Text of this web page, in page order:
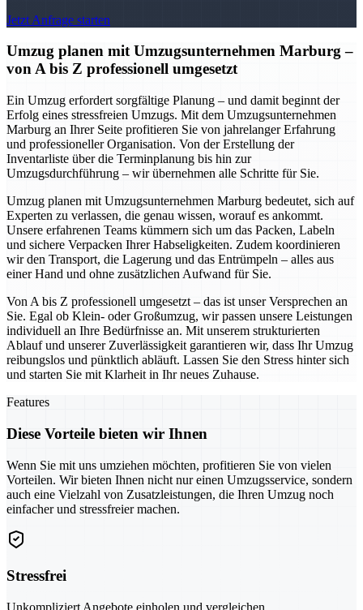
Jetzt Anfrage starten
Umzug planen mit Umzugsunternehmen Marburg –
von A bis Z professionell umgesetzt
Ein Umzug erfordert sorgfältige Planung – und damit beginnt der
Erfolg eines stressfreien Umzugs. Mit dem Umzugsunternehmen
Marburg an Ihrer Seite profitieren Sie von jahrelanger Erfahrung
und professioneller Organisation. Von der Erstellung der
Inventarliste über die Terminplanung bis hin zur
Umzugsdurchführung – wir übernehmen alle Schritte für Sie.
Umzug planen mit Umzugsunternehmen Marburg bedeutet, sich auf
Experten zu verlassen, die genau wissen, worauf es ankommt.
Unsere erfahrenen Teams kümmern sich um das Packen, Labeln
und sichere Verpacken Ihrer Habseligkeiten. Zudem koordinieren
wir den Transport, die Lagerung und das Entrümpeln – alles aus
einer Hand und ohne zusätzlichen Aufwand für Sie.
Von A bis Z professionell umgesetzt – das ist unser Versprechen an
Sie. Egal ob Klein- oder Großumzug, wir passen unsere Leistungen
individuell an Ihre Bedürfnisse an. Mit unserem strukturierten
Ablauf und unserer Zuverlässigkeit garantieren wir, dass Ihr Umzug
reibungslos und pünktlich abläuft. Lassen Sie den Stress hinter sich
und starten Sie mit Klarheit in Ihr neues Zuhause.
Features
Diese Vorteile bieten wir Ihnen
Wenn Sie mit uns umziehen möchten, profitieren Sie von vielen
Vorteilen. Wir bieten Ihnen nicht nur einen Umzugsservice, sondern
auch eine Vielzahl von Zusatzleistungen, die Ihren Umzug noch
einfacher und stressfreier machen.
Stressfrei
Unkompliziert Angebote einholen und vergleichen